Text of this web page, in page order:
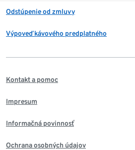
Odstúpenie od zmluvy
Výpoveď kávového predplatného
Kontakt a pomoc
Impresum
Informačná povinnosť
Ochrana osobných údajov